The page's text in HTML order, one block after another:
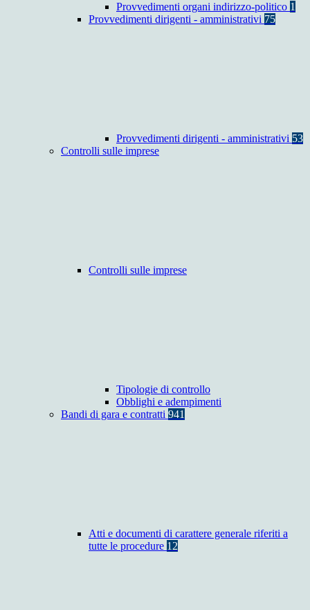
Provvedimenti organi indirizzo-politico 1
Provvedimenti dirigenti - amministrativi 75
Provvedimenti dirigenti - amministrativi 53
Controlli sulle imprese
Controlli sulle imprese
Tipologie di controllo
Obblighi e adempimenti
Bandi di gara e contratti 941
Atti e documenti di carattere generale riferiti a
tutte le procedure 12